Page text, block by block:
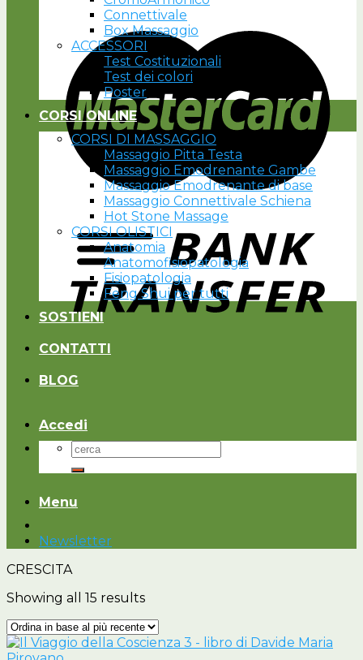
Connettivale
Box Massaggio
ACCESSORI
Test Costituzionali
Test dei colori
Poster
CORSI ONLINE
CORSI DI MASSAGGIO
Massaggio Pitta Testa
Massaggio Emodrenante Gambe
Massaggio Emodrenante di base
Massaggio Connettivale Schiena
Hot Stone Massage
CORSI OLISTICI
Anatomia
Anatomofisiopatologia
Fisiopatologia
Feng Shui per tutti
SOSTIENI
CONTATTI
BLOG
Accedi
Cerca:
Menu
Newsletter
CRESCITA
Showing all 15 results